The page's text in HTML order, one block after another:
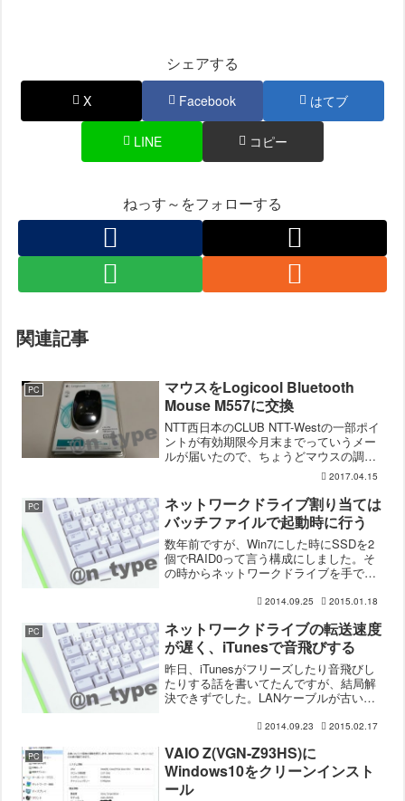
シェアする
X Facebook はてブ
LINE コピー
ねっす～をフォローする
関連記事
PC
マウスをLogicool Bluetooth
Mouse M557に交換
NTT西日本のCLUB NTT-Westの一部ポイ
ントが有効期限今月末までっていうメー
ルが届いたので、ちょうどマウスの調子
が少し悪くなってきていたので、マウス
と交換しました。Bluetooth Mouseかなり
昔からBluetoothのマウ...
2017.04.15
PC
ネットワークドライブ割り当ては
バッチファイルで起動時に行う
数年前ですが、Win7にした時にSSDを2
個でRAID0って言う構成にしました。そ
の時からネットワークドライブを手で割
ドライブに接続できませんでした。とエ
ワークドライブ...
2014.09.25 2015.01.18
PC
ネットワークドライブの転送速度
が遅く、iTunesで音飛びする
昨日、iTunesがフリーズしたり音飛びし
たりする話を書いてたんですが、結局解
決できずでした。LANケーブルが古い
ーブルに交換してみたのですが、何も変
ットワーク...
2014.09.23 2015.02.17
PC
VAIO Z(VGN-Z93HS)に
Windows10をクリーンインスト
ール